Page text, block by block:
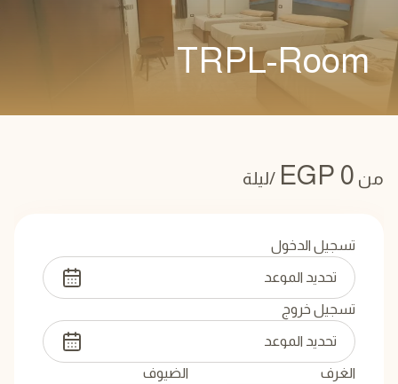
TRPL-Room
من 0
EGP /ليلة
تسجيل الدخول
تسجيل خروج
الغرف الضيوف